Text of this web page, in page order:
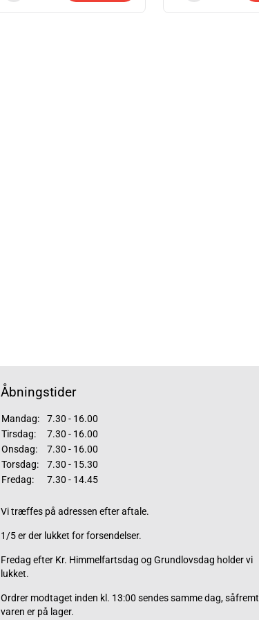
Åbningstider
Mandag:
7.30 - 16.00
Tirsdag:
7.30 - 16.00
Onsdag:
7.30 - 16.00
Torsdag:
7.30 - 15.30
Fredag:
7.30 - 14.45
Vi træffes på adressen efter aftale.
1/5 er der lukket for forsendelser.
Fredag efter Kr. Himmelfartsdag og Grundlovsdag holder vi
lukket.
Ordrer modtaget inden kl. 13:00 sendes samme dag, såfremt
varen er på lager.